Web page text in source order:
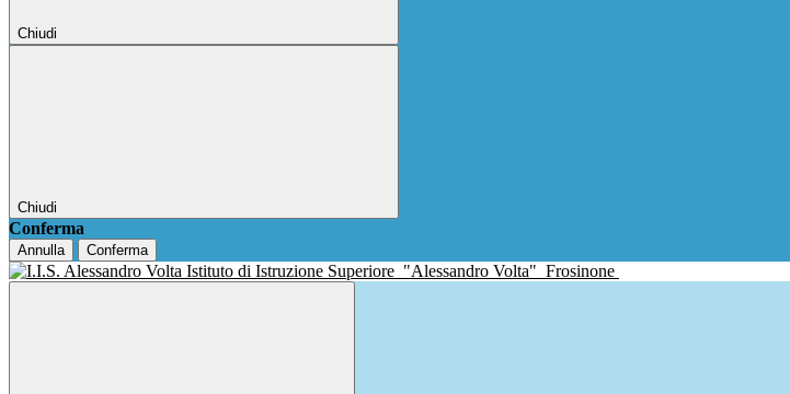
Chiudi
Chiudi
Conferma
Annulla Conferma
Istituto di Istruzione Superiore "Alessandro Volta" Frosinone